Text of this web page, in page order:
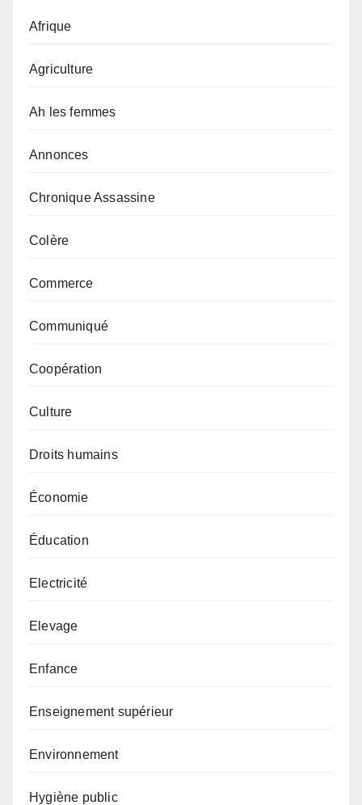
Afrique
Agriculture
Ah les femmes
Annonces
Chronique Assassine
Colère
Commerce
Communiqué
Coopération
Culture
Droits humains
Économie
Éducation
Electricité
Elevage
Enfance
Enseignement supérieur
Environnement
Hygiène public